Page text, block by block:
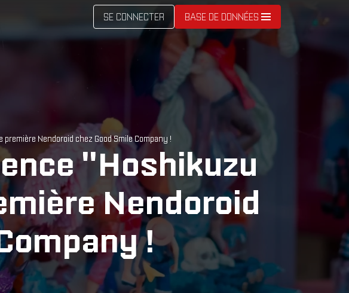
SE CONNECTER BASE DE DONNÉES
Nendoroid chez Good Smile Company !
"Hoshikuzu
Nendoroid
!